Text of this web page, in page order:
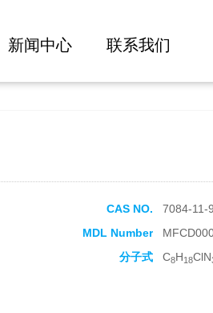
新闻中心 联系我们
CAS NO.
7084-11-9
MDL Number
分子式 C8H18ClN